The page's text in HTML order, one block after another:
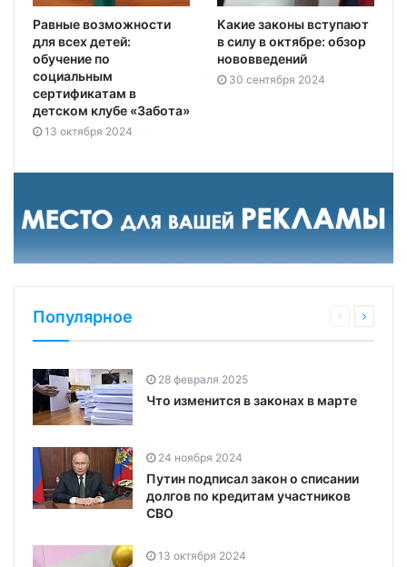
Равные возможности
для всех детей:
обучение по
социальным
сертификатам в
детском клубе «Забота»
13 октября 2024
Какие законы вступают
в силу в октябре: обзор
нововведений
30 сентября 2024
Популярное
28 февраля 2025
Что изменится в законах в марте
24 ноября 2024
Путин подписал закон о списании
долгов по кредитам участников
СВО
13 октября 2024